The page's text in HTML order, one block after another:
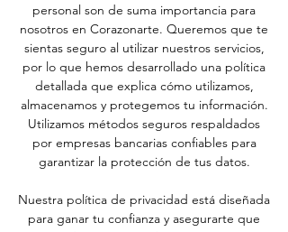
personal son de suma importancia para
nosotros en Corazonarte. Queremos que te
sientas seguro al utilizar nuestros servicios,
por lo que hemos desarrollado una política
detallada que explica cómo utilizamos,
almacenamos y protegemos tu información.
Utilizamos métodos seguros respaldados
por empresas bancarias confiables para
garantizar la protección de tus datos.
Nuestra política de privacidad está diseñada
para ganar tu confianza y asegurarte que